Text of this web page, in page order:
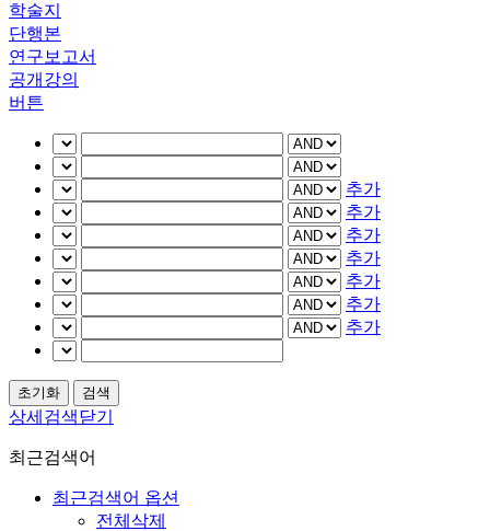
학술지
단행본
연구보고서
공개강의
버튼
추가
추가
추가
추가
추가
추가
추가
상세검색닫기
최근검색어
최근검색어 옵션
전체삭제